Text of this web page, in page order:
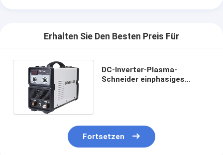
Erhalten Sie Den Besten Preis Für
DC-Inverter-Plasma-
Schneider einphasiges
Fortsetzen